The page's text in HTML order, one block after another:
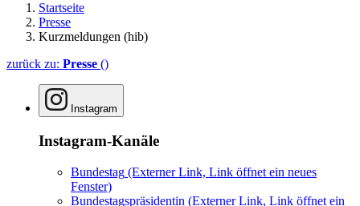
Startseite
Presse
Kurzmeldungen (hib)
zurück zu: Presse ()
Instagram
Instagram-Kanäle
Bundestag (Externer Link, Link öffnet ein neues
Fenster)
Bundestagspräsidentin (Externer Link, Link öffnet ein